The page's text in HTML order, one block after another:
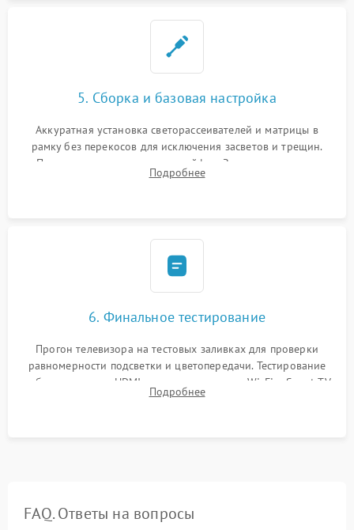
5. Сборка и базовая настройка
Аккуратная установка светорассеивателей и матрицы в
рамку без перекосов для исключения засветов и трещин.
Подключение внутренних шлейфов. Закрытие корпуса.
Сброс настроек и обновление программного обеспечения.
Подробнее
6. Финальное тестирование
Прогон телевизора на тестовых заливках для проверки
равномерности подсветки и цветопередачи. Тестирование
работы разъемов HDMI, динамиков, модуля Wi-Fi и Smart TV
в рабочем режиме в течение нескольких часов.
Подробнее
FAQ. Ответы на вопросы